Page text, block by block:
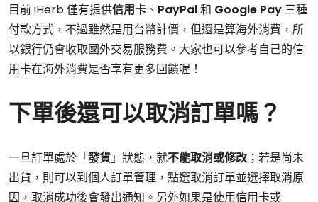
目前 iHerb 僅有提供信用卡 、 PayPal和 Google Pay 三種
付款方式，不過雖然是用台幣計價，但還是算海外消費，所
以銀行仍會收取國外交易服務費。大家也可以參考自己的信
用卡在海外消費是否享有更多回饋喔！
下單後還可以取消訂單嗎？
一旦訂單處於「發貨」狀態，就不能取消或修改；若是尚未
出貨，則可以到個人訂單管理，點選取消訂單並選擇取消原
因，取消成功後會發出通知。另外如果是使用信用卡或